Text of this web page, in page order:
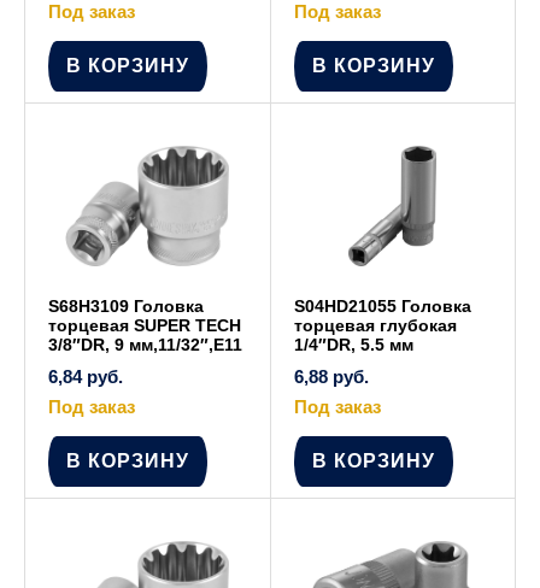
Под заказ
В КОРЗИНУ
Под заказ
В КОРЗИНУ
S68H3109 Головка
торцевая SUPER TECH
3/8″DR, 9 мм,11/32″,E11
6,84 руб.
Под заказ
В КОРЗИНУ
S04HD21055 Головка
торцевая глубокая
1/4″DR, 5.5 мм
6,88 руб.
Под заказ
В КОРЗИНУ